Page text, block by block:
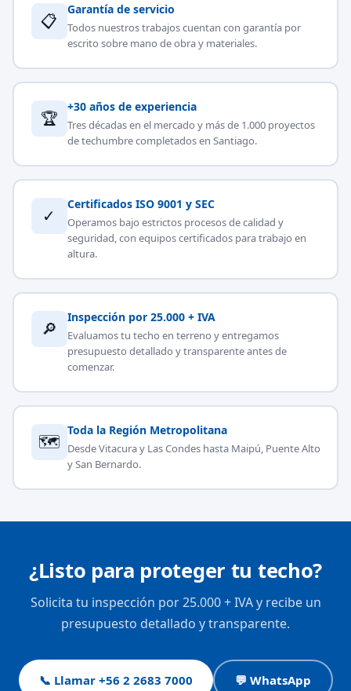
📋
Garantía de servicio
Todos nuestros trabajos cuentan con garantía por
escrito sobre mano de obra y materiales.
🏆
+30 años de experiencia
Tres décadas en el mercado y más de 1.000 proyectos
de techumbre completados en Santiago.
✓
Certificados ISO 9001 y SEC
Operamos bajo estrictos procesos de calidad y
seguridad, con equipos certificados para trabajo en
altura.
🔎
Inspección por 25.000 + IVA
Evaluamos tu techo en terreno y entregamos
presupuesto detallado y transparente antes de
comenzar.
🗺
Toda la Región Metropolitana
Desde Vitacura y Las Condes hasta Maipú, Puente Alto
y San Bernardo.
¿Listo para proteger tu techo?
Solicita tu inspección por 25.000 + IVA y recibe un
presupuesto detallado y transparente.
📞 Llamar +56 2 2683 7000 💬 WhatsApp